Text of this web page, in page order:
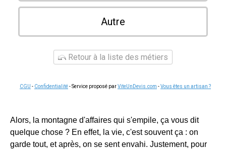
Autre
Retour à la liste des métiers
CGU - Confidentialité- Service proposé parViteUnDevis.com -Vous êtes un artisan ?
Alors, la montagne d'affaires qui s'empile, ça vous dit
quelque chose ? En effet, la vie, c'est souvent ça : on
garde tout, et après, on se sent envahi. Justement, pour